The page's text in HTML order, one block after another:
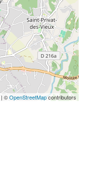
| ©OpenStreetMapcontributors